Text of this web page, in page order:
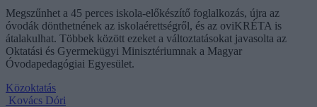
Megszűnhet a 45 perces iskola-előkészítő foglalkozás, újra az
óvodák dönthetnének az iskolaérettségről, és az oviKRÉTA is
átalakulhat. Többek között ezeket a változtatásokat javasolta az
Oktatási és Gyermekügyi Minisztériumnak a Magyar
Óvodapedagógiai Egyesület.
Közoktatás
Kovács Dóri